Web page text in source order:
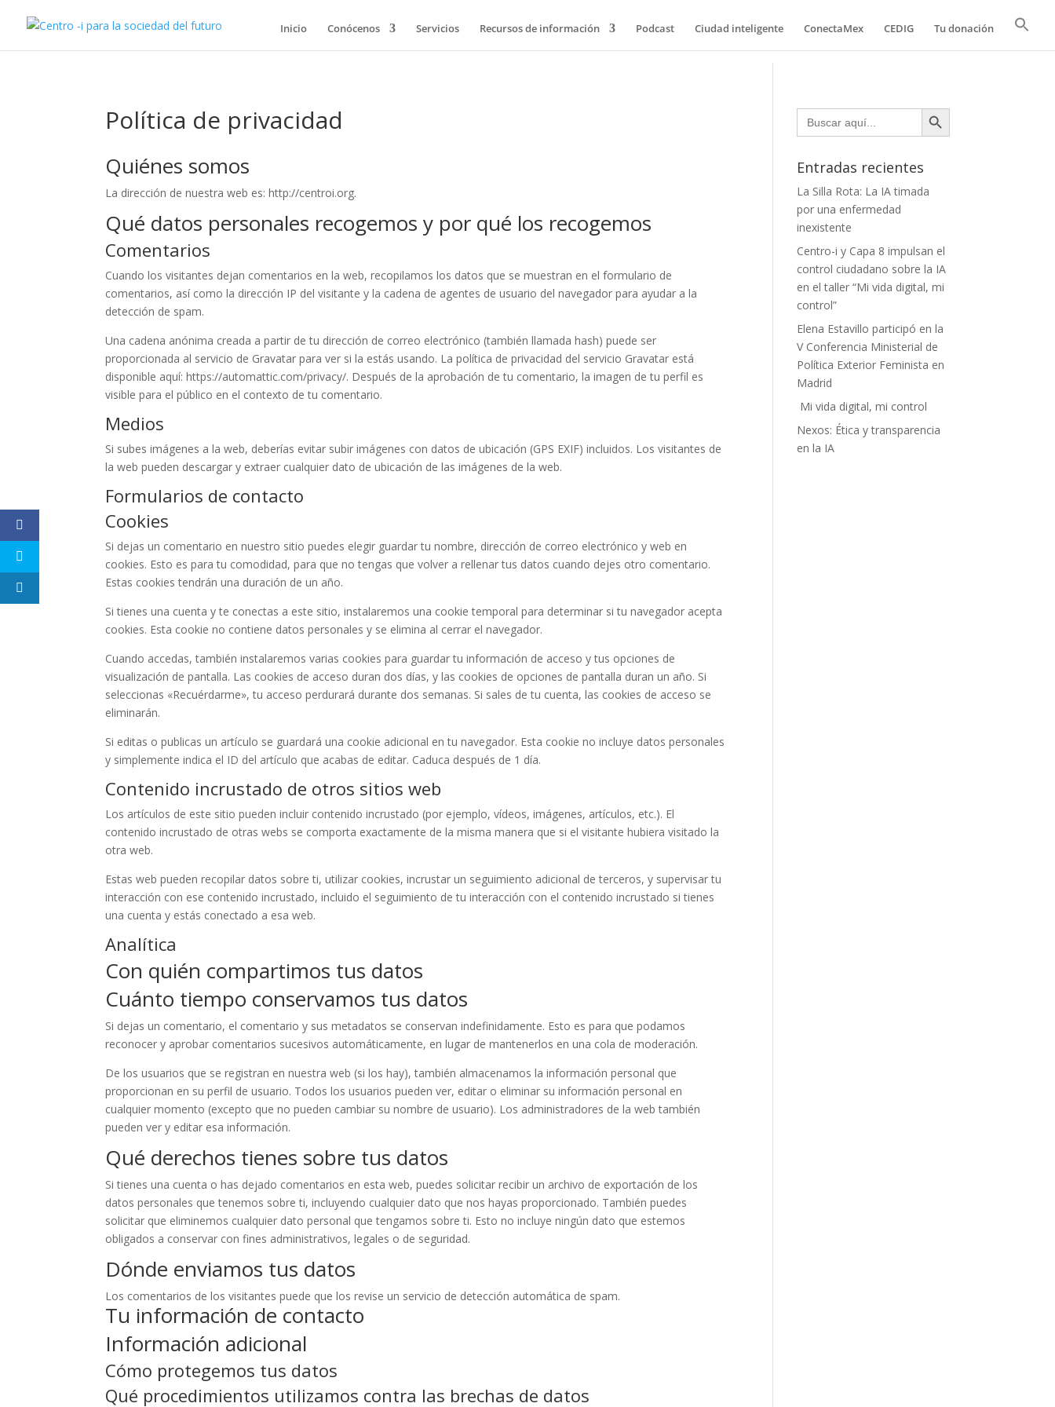
Inicio Conócenos Servicios Recursos de información Podcast Ciudad inteligente ConectaMex CEDIG Tu donación
Política de privacidad
Quiénes somos
La dirección de nuestra web es: http://centroi.org.
Qué datos personales recogemos y por qué los recogemos
Comentarios
Cuando los visitantes dejan comentarios en la web, recopilamos los datos que se muestran en el formulario de
comentarios, así como la dirección IP del visitante y la cadena de agentes de usuario del navegador para ayudar a la
detección de spam.
Una cadena anónima creada a partir de tu dirección de correo electrónico (también llamada hash) puede ser
proporcionada al servicio de Gravatar para ver si la estás usando. La política de privacidad del servicio Gravatar está
disponible aquí: https://automattic.com/privacy/. Después de la aprobación de tu comentario, la imagen de tu perfil es
visible para el público en el contexto de tu comentario.
Medios
Si subes imágenes a la web, deberías evitar subir imágenes con datos de ubicación (GPS EXIF) incluidos. Los visitantes de
la web pueden descargar y extraer cualquier dato de ubicación de las imágenes de la web.
Formularios de contacto
Cookies
Si dejas un comentario en nuestro sitio puedes elegir guardar tu nombre, dirección de correo electrónico y web en
cookies. Esto es para tu comodidad, para que no tengas que volver a rellenar tus datos cuando dejes otro comentario.
Estas cookies tendrán una duración de un año.
Si tienes una cuenta y te conectas a este sitio, instalaremos una cookie temporal para determinar si tu navegador acepta
cookies. Esta cookie no contiene datos personales y se elimina al cerrar el navegador.
Cuando accedas, también instalaremos varias cookies para guardar tu información de acceso y tus opciones de
visualización de pantalla. Las cookies de acceso duran dos días, y las cookies de opciones de pantalla duran un año. Si
seleccionas «Recuérdarme», tu acceso perdurará durante dos semanas. Si sales de tu cuenta, las cookies de acceso se
eliminarán.
Si editas o publicas un artículo se guardará una cookie adicional en tu navegador. Esta cookie no incluye datos personales
y simplemente indica el ID del artículo que acabas de editar. Caduca después de 1 día.
Contenido incrustado de otros sitios web
Los artículos de este sitio pueden incluir contenido incrustado (por ejemplo, vídeos, imágenes, artículos, etc.). El
contenido incrustado de otras webs se comporta exactamente de la misma manera que si el visitante hubiera visitado la
otra web.
Estas web pueden recopilar datos sobre ti, utilizar cookies, incrustar un seguimiento adicional de terceros, y supervisar tu
interacción con ese contenido incrustado, incluido el seguimiento de tu interacción con el contenido incrustado si tienes
una cuenta y estás conectado a esa web.
Analítica
Con quién compartimos tus datos
Cuánto tiempo conservamos tus datos
Si dejas un comentario, el comentario y sus metadatos se conservan indefinidamente. Esto es para que podamos
reconocer y aprobar comentarios sucesivos automáticamente, en lugar de mantenerlos en una cola de moderación.
De los usuarios que se registran en nuestra web (si los hay), también almacenamos la información personal que
proporcionan en su perfil de usuario. Todos los usuarios pueden ver, editar o eliminar su información personal en
cualquier momento (excepto que no pueden cambiar su nombre de usuario). Los administradores de la web también
pueden ver y editar esa información.
Qué derechos tienes sobre tus datos
Si tienes una cuenta o has dejado comentarios en esta web, puedes solicitar recibir un archivo de exportación de los
datos personales que tenemos sobre ti, incluyendo cualquier dato que nos hayas proporcionado. También puedes
solicitar que eliminemos cualquier dato personal que tengamos sobre ti. Esto no incluye ningún dato que estemos
obligados a conservar con fines administrativos, legales o de seguridad.
Dónde enviamos tus datos
Los comentarios de los visitantes puede que los revise un servicio de detección automática de spam.
Tu información de contacto
Información adicional
Cómo protegemos tus datos
Qué procedimientos utilizamos contra las brechas de datos
Buscar: Botón de búsqueda
Entradas recientes
La Silla Rota: La IA timada
por una enfermedad
inexistente
Centro-i y Capa 8 impulsan el
control ciudadano sobre la IA
en el taller “Mi vida digital, mi
control”
Elena Estavillo participó en la
V Conferencia Ministerial de
Política Exterior Feminista en
Madrid
Mi vida digital, mi control
Nexos: Ética y transparencia
en la IA